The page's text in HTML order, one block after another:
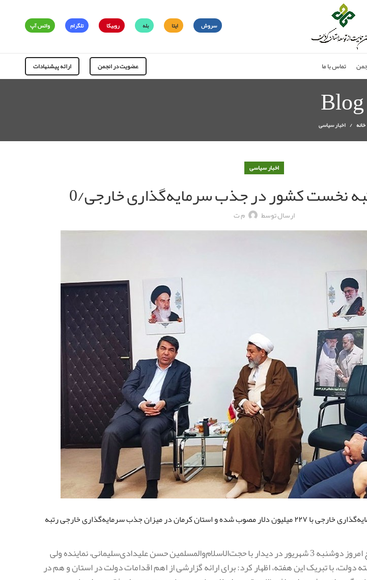
سروش ایتا بله روبیکا تلگرام واتس آپ
تماس با ما عضویت در انجمن ارائه پیشنهادات
Blog
خانه اخبار سیاسی
اخبار سیاسی
نخست کشور در جذب سرمایه‌گذاری خارجی/0
ارسال توسط م ت
استاندار کرمان گفت: اجرای ده طرح سرمایه‌گذاری خارجی با ۲۲۷ میلیون دلار مصوب شده و استان کرمان در میزان جذب سرمایه‌گذاری خارجی رتبه
محمدعلی طالبی، استاندار کرمان، صبح امروز دوشنبه 3 شهریور در دیدار با حجت‌الاسلام‌والمسلمین حسن علیدادی‌سلیمانی، نماینده ولی
با تبریک این هفته، اظهار کرد: برای ارائه گزارشی از اهم اقدامات دولت در استان و هم در